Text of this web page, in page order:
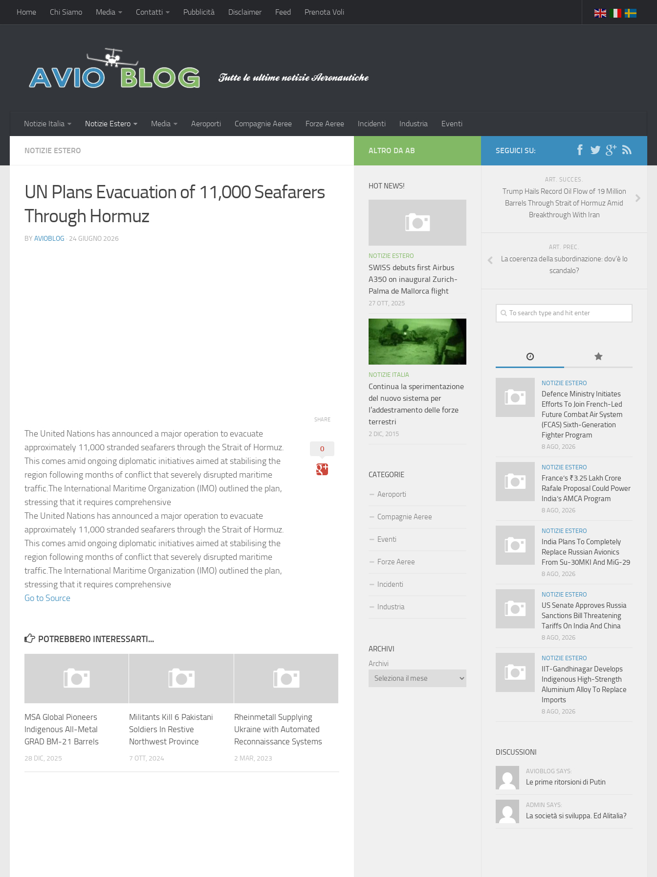
Home Chi Siamo Media Contatti Pubblicità Disclaimer Feed Prenota Voli
Notizie Italia Notizie Estero Media Aeroporti Compagnie Aeree Forze Aeree Incidenti Industria Eventi
NOTIZIE ESTERO
UN Plans Evacuation of 11,000 Seafarers
Through Hormuz
BY AVIOBLOG · 24 GIUGNO 2026
The United Nations has announced a major operation to evacuate
approximately 11,000 stranded seafarers through the Strait of Hormuz.
This comes amid ongoing diplomatic initiatives aimed at stabilising the
region following months of conflict that severely disrupted maritime
traffic.The International Maritime Organization (IMO) outlined the plan,
stressing that it requires comprehensive
The United Nations has announced a major operation to evacuate
approximately 11,000 stranded seafarers through the Strait of Hormuz.
This comes amid ongoing diplomatic initiatives aimed at stabilising the
region following months of conflict that severely disrupted maritime
traffic.The International Maritime Organization (IMO) outlined the plan,
stressing that it requires comprehensive
Go to Source
SHARE
0
POTREBBERO INTERESSARTI...
MSA Global Pioneers
Indigenous All-Metal
GRAD BM-21 Barrels
28 DIC, 2025
Militants Kill 6 Pakistani
Soldiers In Restive
Northwest Province
7 OTT, 2024
Rheinmetall Supplying
Ukraine with Automated
Reconnaissance Systems
2 MAR, 2023
SEGUICI SU:
ART. SUCCES.
Trump Hails Record Oil Flow of 19 Million
Barrels Through Strait of Hormuz Amid
Breakthrough With Iran
ART. PREC.
La coerenza della subordinazione: dov’è lo
scandalo?
NOTIZIE ESTERO
Defence Ministry Initiates
Efforts To Join French-Led
Future Combat Air System
(FCAS) Sixth‑Generation
Fighter Program
8 AGO, 2026
NOTIZIE ESTERO
France’s ₹3.25 Lakh Crore
Rafale Proposal Could Power
India’s AMCA Program
8 AGO, 2026
NOTIZIE ESTERO
India Plans To Completely
Replace Russian Avionics
From Su-30MKI And MiG-29
8 AGO, 2026
NOTIZIE ESTERO
US Senate Approves Russia
Sanctions Bill Threatening
Tariffs On India And China
8 AGO, 2026
NOTIZIE ESTERO
IIT-Gandhinagar Develops
Indigenous High-Strength
Aluminium Alloy To Replace
Imports
8 AGO, 2026
DISCUSSIONI
AVIOBLOG SAYS:
Le prime ritorsioni di Putin
ADMIN SAYS:
La società si sviluppa. Ed Alitalia?
ALTRO DA AB
HOT NEWS!
NOTIZIE ESTERO
SWISS debuts first Airbus
A350 on inaugural Zurich-
Palma de Mallorca flight
27 OTT, 2025
NOTIZIE ITALIA
Continua la sperimentazione
del nuovo sistema per
l’addestramento delle forze
terrestri
2 DIC, 2015
CATEGORIE
Aeroporti
Compagnie Aeree
Eventi
Forze Aeree
Incidenti
Industria
ARCHIVI
Archivi